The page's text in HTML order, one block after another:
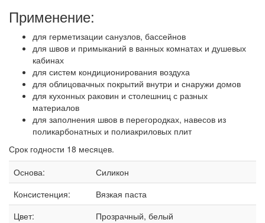
Применение:
для герметизации санузлов, бассейнов
для швов и примыканий в ванных комнатах и душевых
кабинах
для систем кондиционирования воздуха
для облицовачных покрытий внутри и снаружи домов
для кухонных раковин и столешниц с разных
материалов
для заполнения швов в перегородках, навесов из
поликарбонатных и полиакриловых плит
Срок годности 18 месяцев.
Основа:
Силикон
Консистенция:
Вязкая паста
Цвет:
Прозрачный, белый